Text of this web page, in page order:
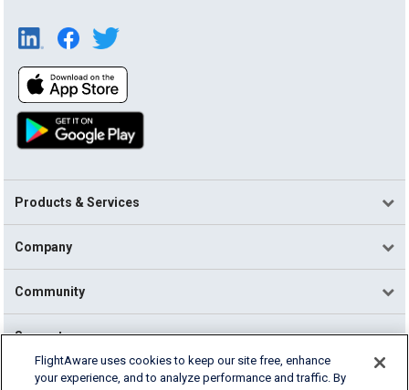
Products & Services
Company
Community
Support
English (USA)
FlightAware uses cookies to keep our site free, enhance
your experience, and to analyze performance and traffic. By